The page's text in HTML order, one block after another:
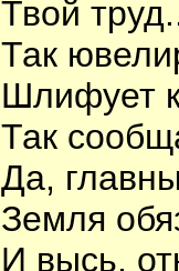
Твой
Так
Шлифует
Так
Да,
Земля
И высь,